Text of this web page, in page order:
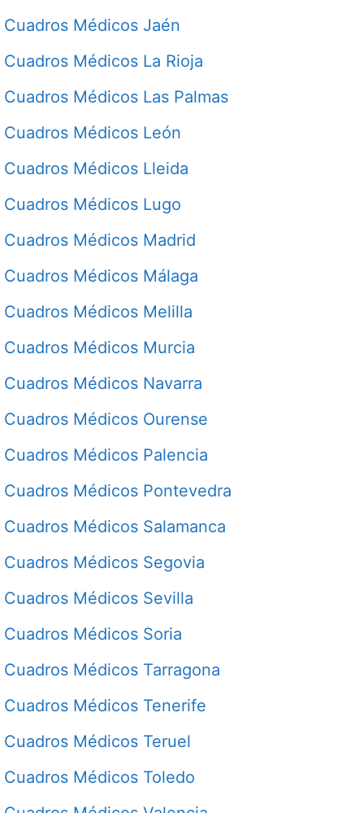
Cuadros Médicos Jaén
Cuadros Médicos La Rioja
Cuadros Médicos Las Palmas
Cuadros Médicos León
Cuadros Médicos Lleida
Cuadros Médicos Lugo
Cuadros Médicos Madrid
Cuadros Médicos Málaga
Cuadros Médicos Melilla
Cuadros Médicos Murcia
Cuadros Médicos Navarra
Cuadros Médicos Ourense
Cuadros Médicos Palencia
Cuadros Médicos Pontevedra
Cuadros Médicos Salamanca
Cuadros Médicos Segovia
Cuadros Médicos Sevilla
Cuadros Médicos Soria
Cuadros Médicos Tarragona
Cuadros Médicos Tenerife
Cuadros Médicos Teruel
Cuadros Médicos Toledo